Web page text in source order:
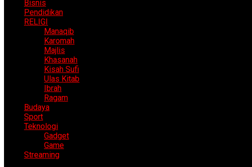
Bisnis
Pendidikan
RELIGI
Manaqib
Karomah
Majlis
Khasanah
Kisah Sufi
Ulas Kitab
Ibrah
Ragam
Budaya
Sport
Teknologi
Gadget
Game
Streaming